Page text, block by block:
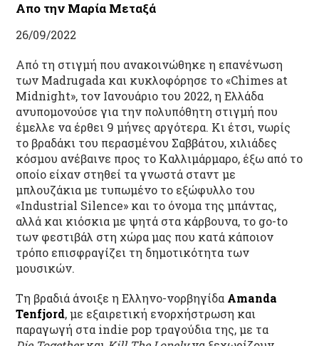
Απο την Μαρία Μεταξά
26/09/2022
Aπό τη στιγμή που ανακοινώθηκε η επανένωση
των Madrugada και κυκλοφόρησε το «Chimes at
Midnight», τον Ιανουάριο του 2022, η Ελλάδα
ανυπομονούσε για την πολυπόθητη στιγμή που
έμελλε να έρθει 9 μήνες αργότερα. Κι έτσι, νωρίς
το βραδάκι του περασμένου Σαββάτου, χιλιάδες
κόσμου ανέβαινε προς το Καλλιμάρμαρο, έξω από το
οποίο είχαν στηθεί τα γνωστά σταντ με
μπλουζάκια με τυπωμένο το εξώφυλλο του
«Industrial Silence» και το όνομα της μπάντας,
αλλά και κιόσκια με ψητά στα κάρβουνα, το go-to
των φεστιβάλ στη χώρα μας που κατά κάποιον
τρόπο επισφραγίζει τη δημοτικότητα των
μουσικών.
Τη βραδιά άνοιξε η Ελληνο-νορβηγίδα Amanda
Tenfjord, με εξαιρετική ενορχήστρωση και
παραγωγή στα indie pop τραγούδια της, με τα